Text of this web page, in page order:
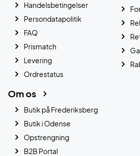
Handelsbetingelser
Persondatapolitik
FAQ
Prismatch
Levering
Ordrestatus
Om os
Butik på Frederiksberg
Butik i Odense
Opstrengning
B2B Portal